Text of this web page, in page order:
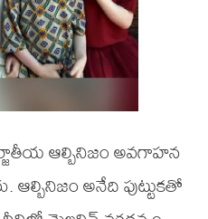
ఆల్బినిజం అవగాహన
ఆల్బినిజం అనేది పుట్టుకతో